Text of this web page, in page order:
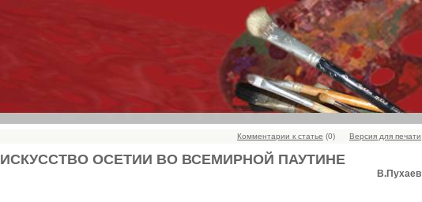
Комментарии к статье (0) Версия для печати
ИСКУССТВО ОСЕТИИ ВО ВСЕМИРНОЙ ПАУТИНЕ
В.Пухаев